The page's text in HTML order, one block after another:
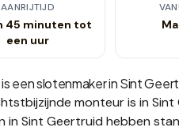
AANRIJTIJD
45 minuten tot
een uur
een slotenmaker inSint
monteur is in Sint
in Sint Geertruid hebben